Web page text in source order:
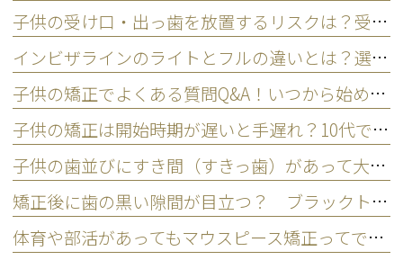
子供の受け口・出っ歯を放置するリスクは？受診タイミングを解説
インビザラインのライトとフルの違いとは？選ぶ基準を歯科医師が解説
子供の矯正でよくある質問Q&A！いつから始める？費用や痛みの不安解消
子供の矯正は開始時期が遅いと手遅れ？10代で始めるメリット
子供の歯並びにすき間（すきっ歯）があって大丈夫？ 歯並びと発育空隙の考え方
矯正後に歯の黒い隙間が目立つ？ ブラックトライアングルの原因と対処法
体育や部活があってもマウスピース矯正ってできる？ 子どものスポーツ・運動への影響